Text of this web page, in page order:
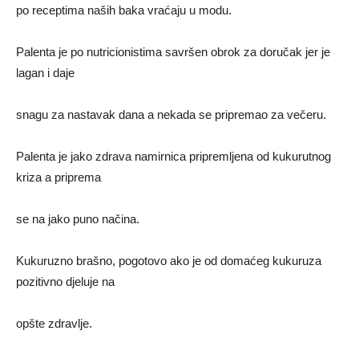
po receptima naših baka vraćaju u modu.
Palenta je po nutricionistima savršen obrok za doručak jer je
lagan i daje
snagu za nastavak dana a nekada se pripremao za večeru.
Palenta je jako zdrava namirnica pripremljena od kukurutnog
kriza a priprema
se na jako puno načina.
Kukuruzno brašno, pogotovo ako je od domaćeg kukuruza
pozitivno djeluje na
opšte zdravlje.